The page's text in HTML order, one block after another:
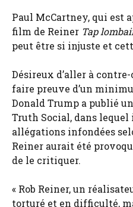
Paul McCartney, qui est
film de Reiner Tap
peut être si injuste et
Désireux d’aller à
faire preuve d’un
Donald Trump a publié
Truth Social, dans
allégations infondées
Reiner aurait été
de le critiquer.
« Rob Reiner, un
torturé et en difficulté,